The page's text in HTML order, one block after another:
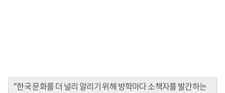
"한국 문화를 더 널리 알리기 위해 방학마다 소책자를 발간하는